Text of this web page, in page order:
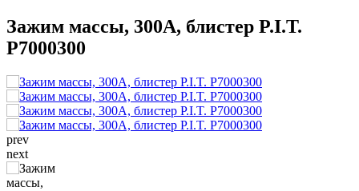
Зажим массы, 300А, блистер P.I.T.
P7000300
prev
next